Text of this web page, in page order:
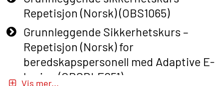
Repetisjon (Norsk) (OBS1065)
Grunnleggende Sikkerhetskurs –
Repetisjon (Norsk) for
beredskapspersonell med Adaptive E-
læring (OBSBLE051)
Vis mer...